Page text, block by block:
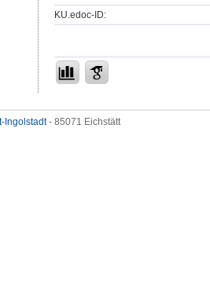
KU.edoc-ID:
Ingolstadt- 85071 Eichstätt